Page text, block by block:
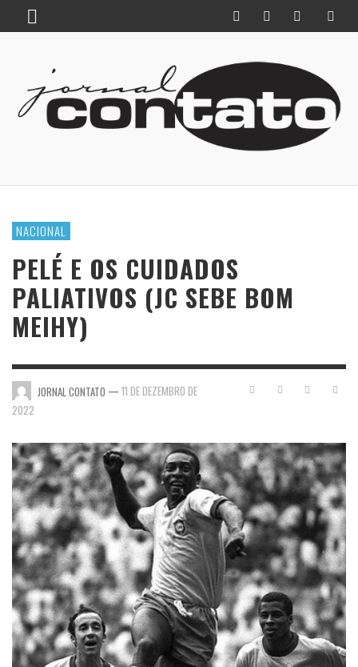
NACIONAL
PELÉ E OS CUIDADOS
PALIATIVOS (JC SEBE BOM
MEIHY)
JORNAL CONTATO — 11 DE DEZEMBRO DE
2022